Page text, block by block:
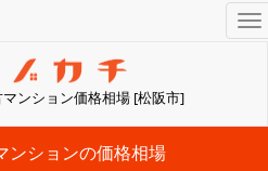
ンション価格相場 [松阪市]
ンションの価格相場